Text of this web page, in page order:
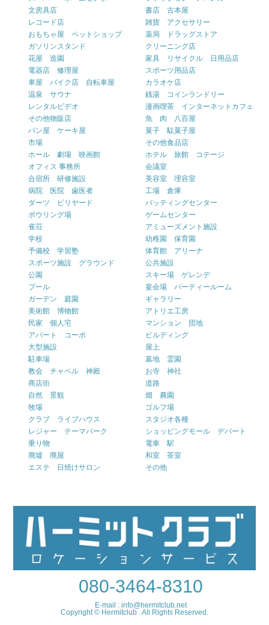
文房具店
書店 古本屋
レコード店
雑貨 アクセサリー
おもちゃ屋 ペットショップ
薬局 ドラッグストア
ガソリンスタンド
クリーニング店
花屋 造園
家具 リサイクル 日用品店
電器店 修理屋
スポーツ用品店
車屋 バイク店 自転車屋
カラオケ店
温泉 サウナ
銭湯 コインランドリー
レンタルビデオ
漫画喫茶 インターネットカフェ
その他物販店
魚 肉 八百屋
パン屋 ケーキ屋
菓子 駄菓子屋
市場
その他食品店
ホール 劇場 映画館
ホテル 旅館 コテージ
オフィス 事務所
会議室
合宿所 研修施設
美容室 理容室
病院 医院 歯医者
工場 倉庫
ダーツ ビリヤード
バッティングセンター
ボウリング場
ゲームセンター
雀荘
アミューズメント施設
学校
幼稚園 保育園
予備校 学習塾
体育館 アリーナ
スポーツ施設 グラウンド
公共施設
公園
スキー場 ゲレンデ
プール
宴会場 パーティールーム
ガーデン 庭園
ギャラリー
美術館 博物館
アトリエ工房
民家 個人宅
マンション 団地
アパート コーポ
ビルディング
大型施設
屋上
駐車場
墓地 霊園
教会 チャペル 神殿
お寺 神社
商店街
道路
自然 景観
畑 農園
牧場
ゴルフ場
クラブ ライブハウス
スタジオ各種
レジャー テーマパーク
ショッピングモール デパート
乗り物
電車 駅
廃墟 廃屋
和室 茶室
エステ 日焼けサロン
その他
080-3464-8310
E-mail : info@hermitclub.net
Copyright © Hermitclub . All Rights Reserved.